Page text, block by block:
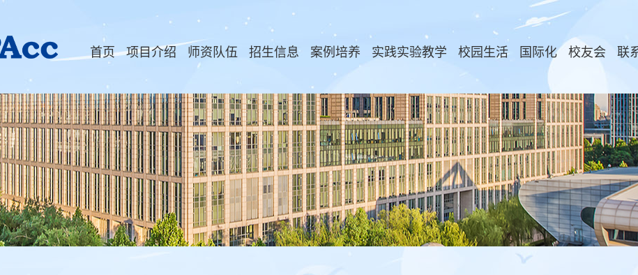
首页 项目介绍 师资队伍 招生信息 案例培养 实践实验教学 校园生活 国际化 校友会 联